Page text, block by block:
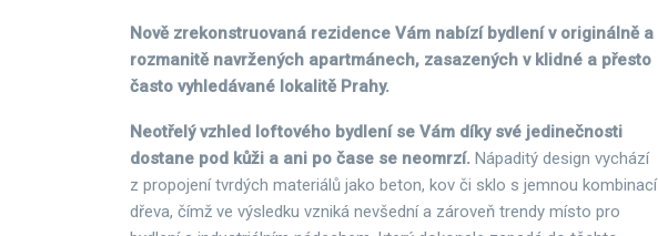
Nově zrekonstruovaná rezidence Vám nabízí bydlení v originálně a
rozmanitě navržených apartmánech, zasazených v klidné a přesto
často vyhledávané lokalitě Prahy.
Neotřelý vzhled loftového bydlení se Vám díky své jedinečnosti
dostane pod kůži a ani po čase se neomrzí. Nápaditý design vychází
z propojení tvrdých materiálů jako beton, kov či sklo s jemnou kombinací
dřeva, čímž ve výsledku vzniká nevšední a zároveň trendy místo pro